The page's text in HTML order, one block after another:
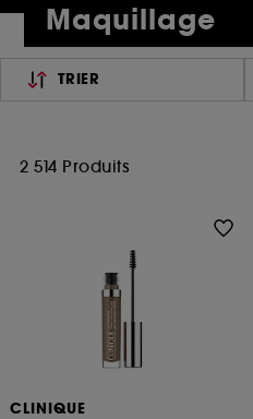
Maquillage
TRIER
2 514 Produits
CLINIQUE